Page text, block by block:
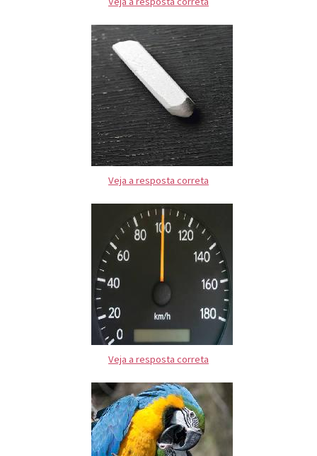
Veja a resposta correta
Veja a resposta correta